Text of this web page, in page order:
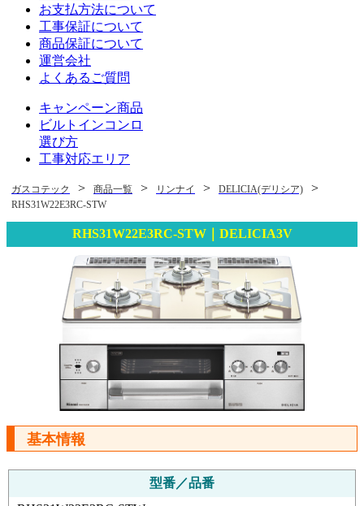
お支払方法について
工事保証について
商品保証について
運営会社
よくあるご質問
キャンペーン商品
ビルトインコンロ
選び方
工事対応エリア
ガスコテック > 商品一覧 > リンナイ > DELICIA(デリシア) >
RHS31W22E3RC-STW
RHS31W22E3RC-STW｜DELICIA3V
基本情報
型番／品番